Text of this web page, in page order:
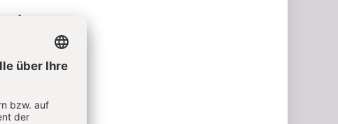
zu
im Beruf
es nicht
oder
mit